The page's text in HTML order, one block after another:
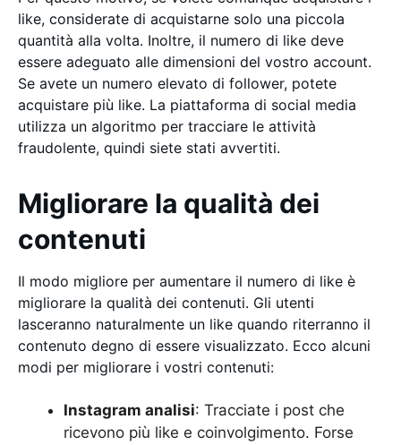
like, considerate di acquistarne solo una piccola
quantità alla volta. Inoltre, il numero di like deve
essere adeguato alle dimensioni del vostro account.
Se avete un numero elevato di follower, potete
acquistare più like. La piattaforma di social media
utilizza un algoritmo per tracciare le attività
fraudolente, quindi siete stati avvertiti.
Migliorare la qualità dei
contenuti
Il modo migliore per aumentare il numero di like è
migliorare la qualità dei contenuti. Gli utenti
lasceranno naturalmente un like quando riterranno il
contenuto degno di essere visualizzato. Ecco alcuni
modi per migliorare i vostri contenuti:
Instagram analisi: Tracciate i post che
ricevono più like e coinvolgimento. Forse